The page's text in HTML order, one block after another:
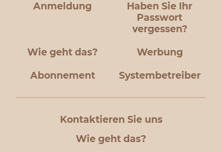
Anmeldung
Haben Sie Ihr
Passwort
vergessen?
Wie geht das? Werbung
Abonnement Systembetreiber
Kontaktieren Sie uns
Wie geht das?